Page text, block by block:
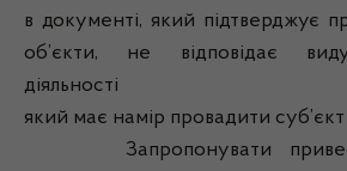
в документі, який підтверджує
об’єкти, не відповідає
діяльності
який має намір провадити
Запропонувати привести